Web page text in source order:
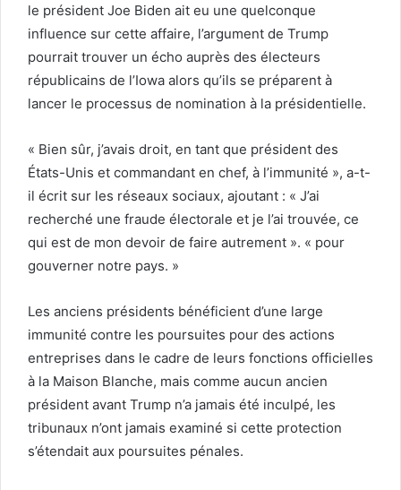
le président Joe Biden ait eu une quelconque
influence sur cette affaire, l’argument de Trump
pourrait trouver un écho auprès des électeurs
républicains de l’Iowa alors qu’ils se préparent à
lancer le processus de nomination à la présidentielle.
« Bien sûr, j’avais droit, en tant que président des
États-Unis et commandant en chef, à l’immunité », a-t-
il écrit sur les réseaux sociaux, ajoutant : « J’ai
recherché une fraude électorale et je l’ai trouvée, ce
qui est de mon devoir de faire autrement ». « pour
gouverner notre pays. »
Les anciens présidents bénéficient d’une large
immunité contre les poursuites pour des actions
entreprises dans le cadre de leurs fonctions officielles
à la Maison Blanche, mais comme aucun ancien
président avant Trump n’a jamais été inculpé, les
tribunaux n’ont jamais examiné si cette protection
s’étendait aux poursuites pénales.